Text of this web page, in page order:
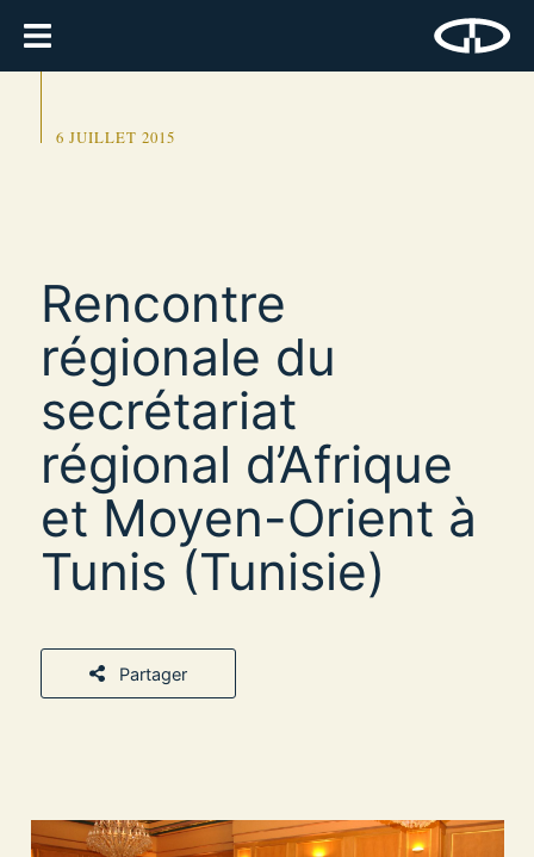
6 JUILLET 2015
Rencontre
régionale du
secrétariat
régional d’Afrique
et Moyen-Orient à
Tunis (Tunisie)
Partager